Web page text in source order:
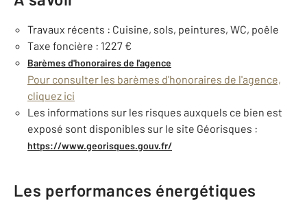
Travaux récents : Cuisine, sols, peintures, WC, poêle
Taxe foncière : 1227 €
Barèmes d'honoraires de l'agence
Pour consulter les barèmes d'honoraires de l'agence,
cliquez ici
Les informations sur les risques auxquels ce bien est
exposé sont disponibles sur le site Géorisques :
https://www.georisques.gouv.fr/
Les performances énergétiques